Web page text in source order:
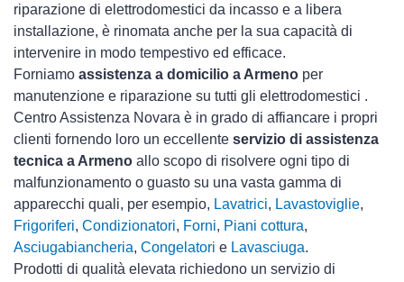
riparazione di elettrodomestici da incasso e a libera
installazione, è rinomata anche per la sua capacità di
intervenire in modo tempestivo ed efficace.
Forniamo assistenza a domicilio a Armeno per
manutenzione e riparazione su tutti gli elettrodomestici .
Centro Assistenza Novara è in grado di affiancare i propri
clienti fornendo loro un eccellente servizio di assistenza
tecnica a Armeno allo scopo di risolvere ogni tipo di
malfunzionamento o guasto su una vasta gamma di
apparecchi quali, per esempio, Lavatrici, Lavastoviglie,
Frigoriferi, Condizionatori, Forni, Piani cottura,
Asciugabiancheria, Congelatori e Lavasciuga.
Prodotti di qualità elevata richiedono un servizio di